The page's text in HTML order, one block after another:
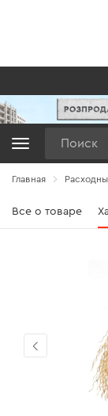
Главная
Все о товаре